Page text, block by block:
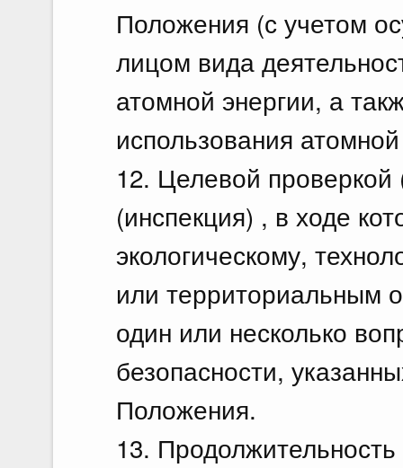
Положения (с учетом
лицом вида
атомной энергии, а
использования
12. Целевой проверкой
(инспекция) , в ходе
экологическому,
или территориальным
один или несколько
безопасности,
Положения.
13.